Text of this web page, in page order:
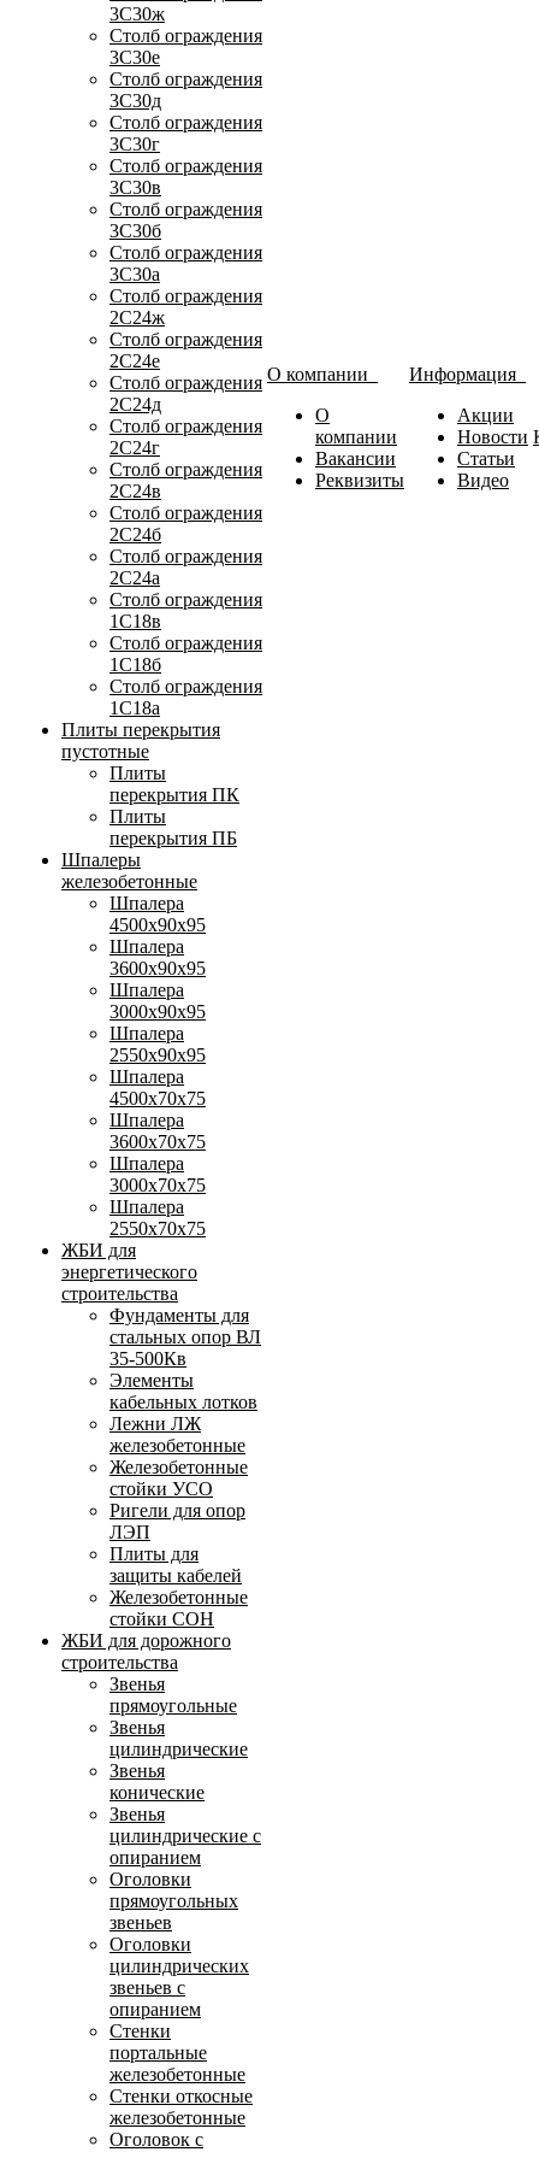
3С30ж
Столб ограждения
3С30е
Столб ограждения
3С30д
Столб ограждения
3С30г
Столб ограждения
3С30в
Столб ограждения
3С30б
Столб ограждения
3С30а
Столб ограждения
2С24ж
Столб ограждения
2С24е
Столб ограждения
2С24д
Столб ограждения
2С24г
Столб ограждения
2С24в
Столб ограждения
2С24б
Столб ограждения
2С24а
Столб ограждения
1С18в
Столб ограждения
1С18б
Столб ограждения
1С18а
Плиты перекрытия
пустотные
Плиты
перекрытия ПК
Плиты
перекрытия ПБ
Шпалеры
железобетонные
Шпалера
4500х90х95
Шпалера
3600х90х95
Шпалера
3000х90х95
Шпалера
2550х90х95
Шпалера
4500х70х75
Шпалера
3600х70х75
Шпалера
3000х70х75
Шпалера
2550х70х75
ЖБИ для
энергетического
строительства
Фундаменты для
стальных опор ВЛ
35-500Кв
Элементы
кабельных лотков
Лежни ЛЖ
железобетонные
Железобетонные
стойки УСО
Ригели для опор
ЛЭП
Плиты для
защиты кабелей
Железобетонные
стойки СОН
ЖБИ для дорожного
строительства
Звенья
прямоугольные
Звенья
цилиндрические
Звенья
конические
Звенья
цилиндрические с
опиранием
Оголовки
прямоугольных
звеньев
Оголовки
цилиндрических
звеньев с
опиранием
Стенки
портальные
железобетонные
Стенки откосные
железобетонные
Оголовок с
О компании
О
компании
Вакансии
Реквизиты
Информация
Акции
Новости
Статьи
Видео